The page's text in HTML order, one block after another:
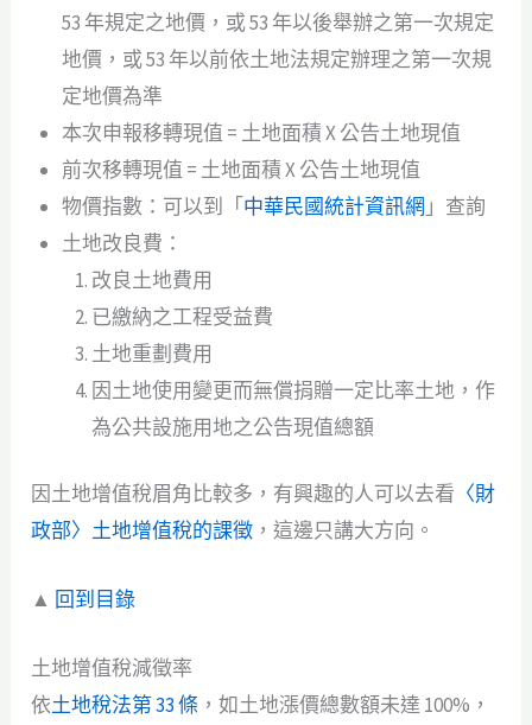
53 年規定之地價，或 53 年以後舉辦之第一次規定
地價，或 53 年以前依土地法規定辦理之第一次規
定地價為準
本次申報移轉現值 = 土地面積 X 公告土地現值
前次移轉現值 = 土地面積 X 公告土地現值
物價指數：可以到「中華民國統計資訊網 」查詢
土地改良費：
改良土地費用
已繳納之工程受益費
土地重劃費用
因土地使用變更而無償捐贈一定比率土地，作
為公共設施用地之公告現值總額
因土地增值稅眉角比較多，有興趣的人可以去看 〈財
政部〉土地增值稅的課徵 ，這邊只講大方向。
▲ 回到目錄
土地增值稅減徵率
依土地稅法第 33 條 ，如土地漲價總數額未達 100%，